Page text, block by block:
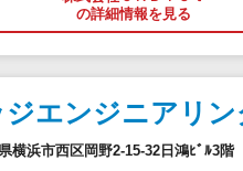
の詳細情報を見る
エンジニアリン
横浜市西区岡野2-15-32日鴻ﾋﾞﾙ3階